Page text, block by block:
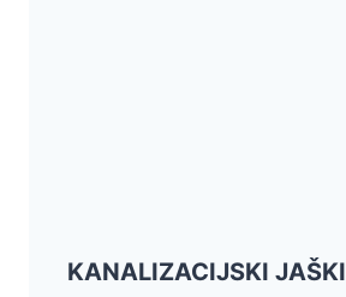
KANALIZACIJSKI JAŠKI